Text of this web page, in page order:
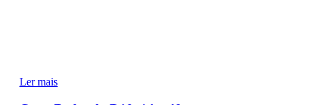
Ler mais